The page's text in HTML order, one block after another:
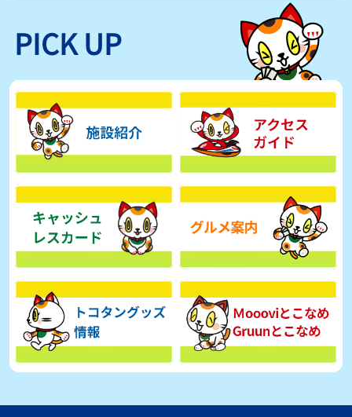
【ボートレース】広瀬凜が接戦制して２着で優出「出足、回り足は
かなりいい状態」／常滑 - 日刊スポーツ
【とこなめボート】塚越海斗が優勝戦で脅威の伸びを披露する「合
ったときの伸びは自分が一番」
2026年08月03日
【とこなめボート】広瀬凜は準優で見つかった課題の克服へ「結果
的に１着を取れればいい」
2026年08月03日
【とこなめボート】西丸敦基が未勝利では終われない「最終日頑張
る」
2026年08月03日
PICK UP